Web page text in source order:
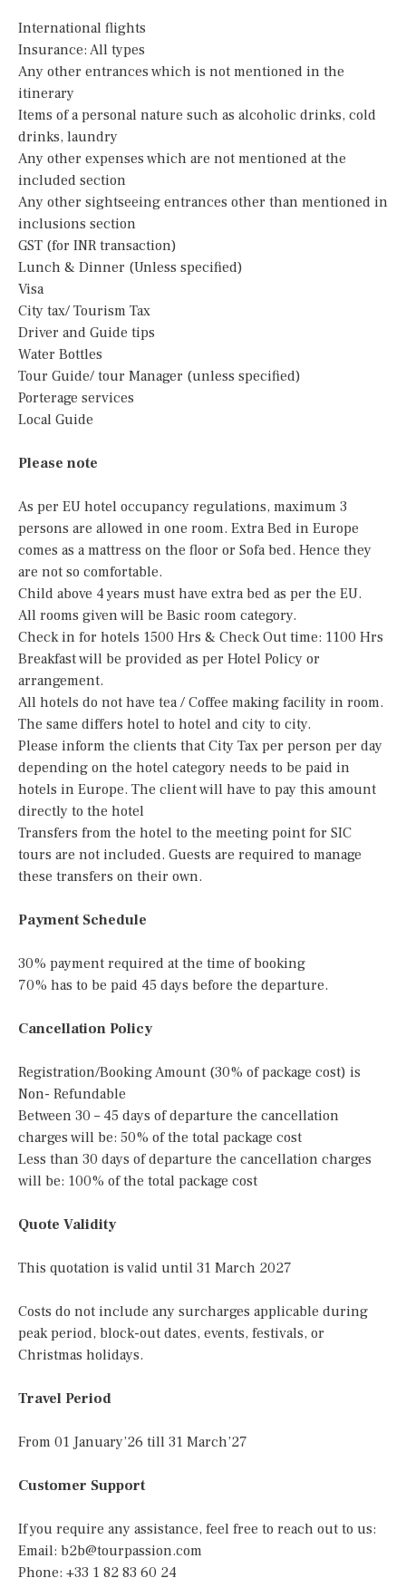
International flights
Insurance: All types
Any other entrances which is not mentioned in the
itinerary
Items of a personal nature such as alcoholic drinks, cold
drinks, laundry
Any other expenses which are not mentioned at the
included section
Any other sightseeing entrances other than mentioned in
inclusions section
GST (for INR transaction)
Lunch & Dinner (Unless specified)
Visa
City tax/ Tourism Tax
Driver and Guide tips
Water Bottles
Tour Guide/ tour Manager (unless specified)
Porterage services
Local Guide
Please note
As per EU hotel occupancy regulations, maximum 3
persons are allowed in one room. Extra Bed in Europe
comes as a mattress on the floor or Sofa bed. Hence they
are not so comfortable.
Child above 4 years must have extra bed as per the EU.
All rooms given will be Basic room category.
Check in for hotels 1500 Hrs & Check Out time: 1100 Hrs
Breakfast will be provided as per Hotel Policy or
arrangement.
All hotels do not have tea / Coffee making facility in room.
The same differs hotel to hotel and city to city.
Please inform the clients that City Tax per person per day
depending on the hotel category needs to be paid in
hotels in Europe. The client will have to pay this amount
directly to the hotel
Transfers from the hotel to the meeting point for SIC
tours are not included. Guests are required to manage
these transfers on their own.
Payment Schedule
30% payment required at the time of booking
70% has to be paid 45 days before the departure.
Cancellation Policy
Registration/Booking Amount (30% of package cost) is
Non- Refundable
Between 30 – 45 days of departure the cancellation
charges will be: 50% of the total package cost
Less than 30 days of departure the cancellation charges
will be: 100% of the total package cost
Quote Validity
This quotation is valid until 31 March 2027
Costs do not include any surcharges applicable during
peak period, block-out dates, events, festivals, or
Christmas holidays.
Travel Period
From 01 January’26 till 31 March’27
Customer Support
If you require any assistance, feel free to reach out to us:
Email: b2b@tourpassion.com
Phone: +33 1 82 83 60 24